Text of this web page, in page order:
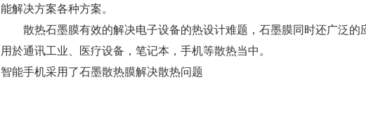
能解决方案各种方案。
散热石墨膜有效的解决电子设备的热设计难题，石墨膜同时还广泛
用於通讯工业、医疗设备，笔记本，手机等散热当中。
智能手机采用了石墨散热膜解决散热问题